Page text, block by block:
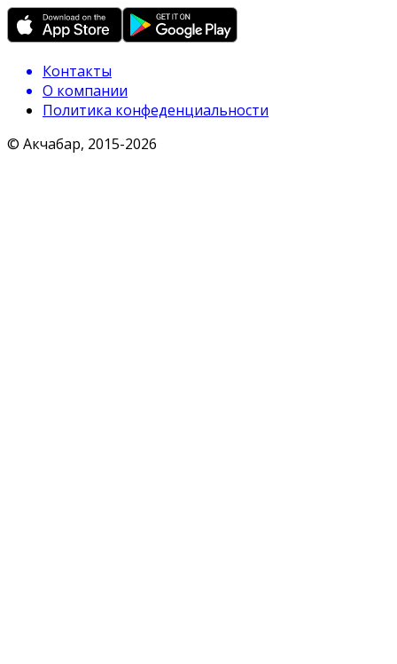
Контакты
О компании
Политика конфеденциальности
© Акчабар, 2015-2026